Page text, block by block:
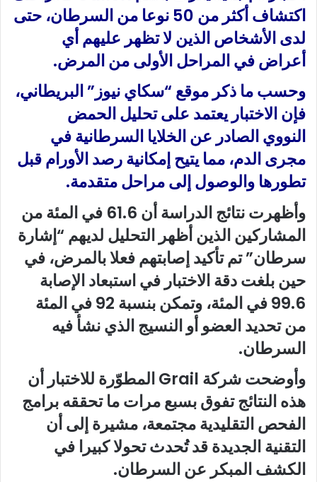
اكتشاف أكثر من 50 نوعا من السرطان، حتى
لدى الأشخاص الذين لا تظهر عليهم أي
أعراض في المراحل الأولى من المرض.
وحسب ما ذكر موقع “سكاي نيوز” البريطاني،
فإن الاختبار يعتمد على تحليل الحمض
النووي الصادر عن الخلايا السرطانية في
مجرى الدم، مما يتيح إمكانية رصد الأورام قبل
تطورها والوصول إلى مراحل متقدمة.
وأظهرت نتائج الدراسة أن 61.6 في المئة من
المشاركين الذين أظهر التحليل لديهم “إشارة
سرطان” تم تأكيد إصابتهم فعلا بالمرض، في
حين بلغت دقة الاختبار في استبعاد الإصابة
99.6 في المئة، وتمكن بنسبة 92 في المئة
من تحديد العضو أو النسيج الذي نشأ فيه
السرطان.
وأوضحت شركة Grail المطوّرة للاختبار أن
هذه النتائج تفوق بسبع مرات ما تحققه برامج
الفحص التقليدية مجتمعة، مشيرة إلى أن
التقنية الجديدة قد تُحدث تحولا كبيرا في
الكشف المبكر عن السرطان.